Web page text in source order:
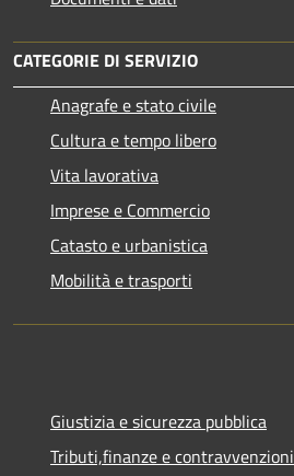
CATEGORIE DI SERVIZIO
Anagrafe e stato civile
Cultura e tempo libero
Vita lavorativa
Imprese e Commercio
Catasto e urbanistica
Mobilità e trasporti
Giustizia e sicurezza pubblica
Tributi,finanze e contravvenzioni